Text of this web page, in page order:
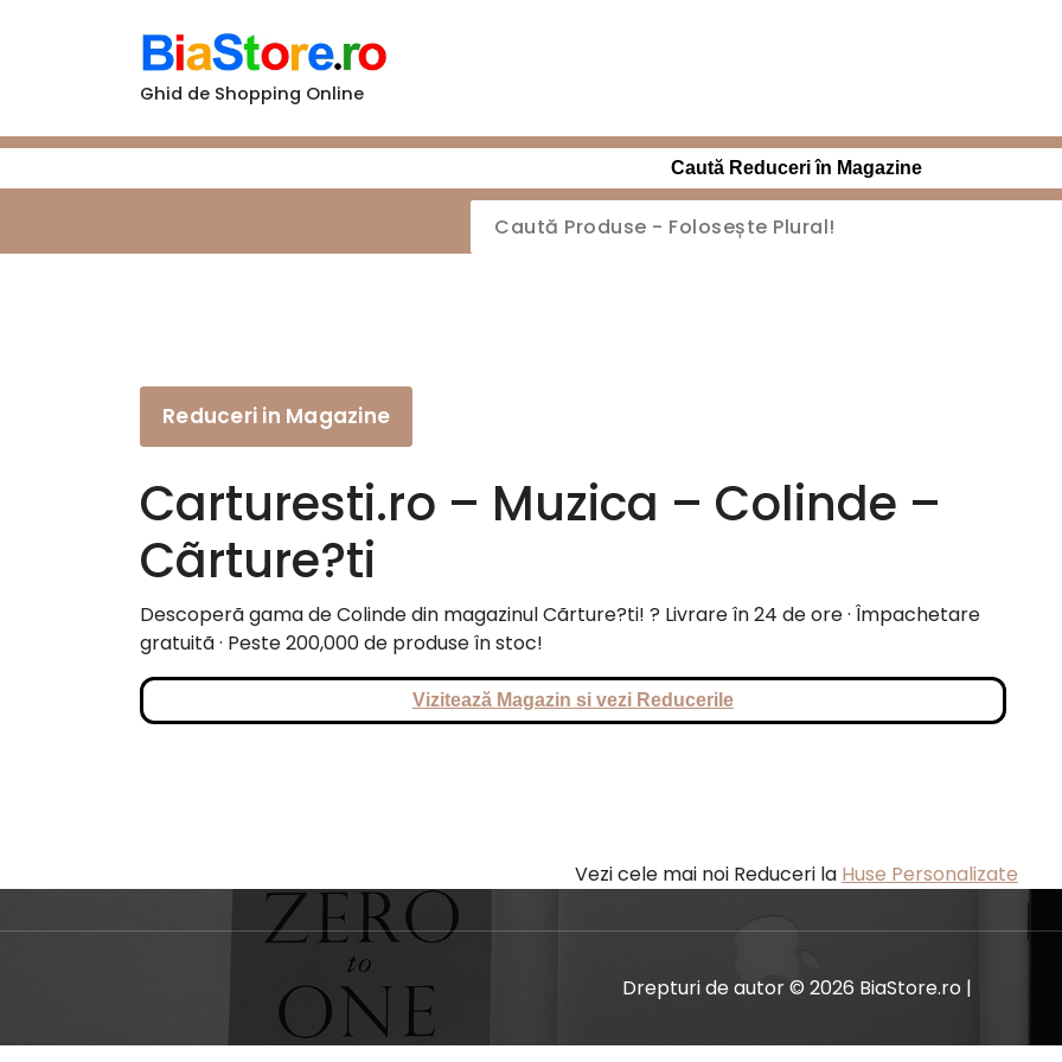
Ghid de Shopping Online
Caută Reduceri în Magazine
Reduceri in Magazine
Carturesti.ro – Muzica – Colinde –
Cãrture?ti
Descoperã gama de Colinde din magazinul Cãrture?ti! ? Livrare în 24 de ore · Împachetare
gratuitã · Peste 200,000 de produse în stoc!
Vizitează Magazin si vezi Reducerile
Vezi cele mai noi Reduceri la Huse Personalizate
Drepturi de autor © 2026 BiaStore.ro |